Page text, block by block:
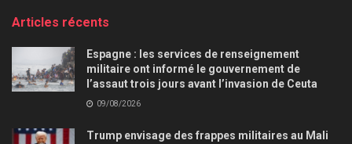
Articles récents
Espagne : les services de renseignement
militaire ont informé le gouvernement de
l’assaut trois jours avant l’invasion de Ceuta
09/08/2026
Trump envisage des frappes militaires au Mali